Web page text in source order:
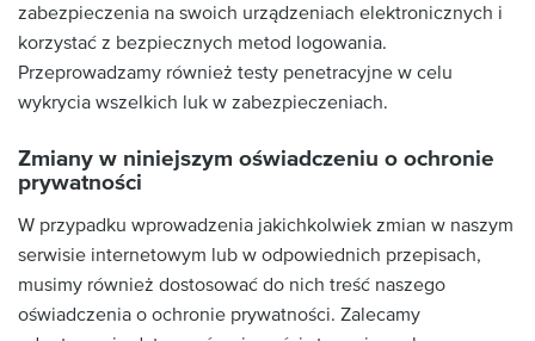
zabezpieczenia na swoich urządzeniach elektronicznych i
korzystać z bezpiecznych metod logowania.
Przeprowadzamy również testy penetracyjne w celu
wykrycia wszelkich luk w zabezpieczeniach.
Zmiany w niniejszym oświadczeniu o ochronie
prywatności
W przypadku wprowadzenia jakichkolwiek zmian w naszym
serwisie internetowym lub w odpowiednich przepisach,
musimy również dostosować do nich treść naszego
oświadczenia o ochronie prywatności. Zalecamy